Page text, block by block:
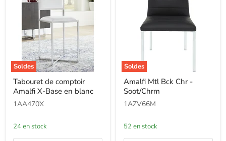
Soldes
Tabouret
de
comptoir
Amalfi
X-
en
blanc
Tabouret de comptoir
Amalfi X-Base en blanc
1AA470X
24 en stock
Soldes
Amalfi
Mtl
Bck
Chr
Amalfi Mtl Bck Chr -
Soot/Chrm
1AZV66M
52 en stock